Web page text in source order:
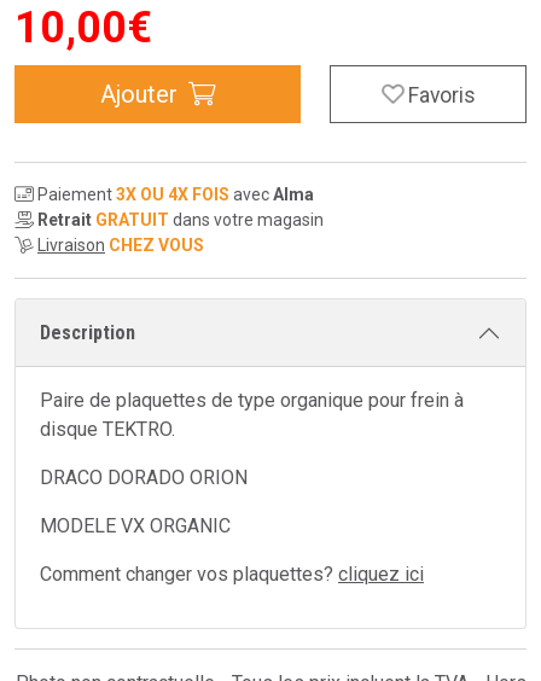
10,00€
Ajouter Favoris
Paiement3X OU 4X FOIS avecAlma
Retrait GRATUIT dans votre magasin
Livraison CHEZ VOUS
Description
Paire de plaquettes de type organique pour frein à
disque TEKTRO.
DRACO DORADO ORION
MODELE VX ORGANIC
Comment changer vos plaquettes? cliquez ici